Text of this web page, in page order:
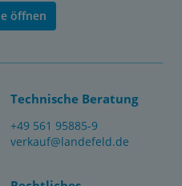
öffnen
Technische Beratung
+49 561 95885-9
verkauf@landefeld.de